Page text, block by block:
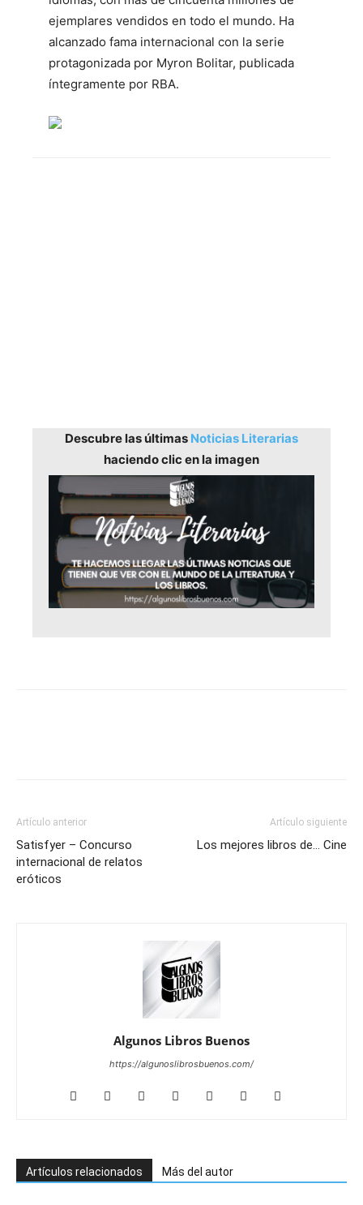
ejemplares vendidos en todo el mundo. Ha
alcanzado fama internacional con la serie
protagonizada por Myron Bolitar, publicada
íntegramente por RBA.
Descubre las últimas Noticias Literarias
haciendo clic en la imagen
Artículo anterior
Satisfyer – Concurso
internacional de relatos
eróticos
Artículo siguiente
Los mejores libros de… Cine
Algunos Libros Buenos
https://algunoslibrosbuenos.com/
Artículos relacionados Más del autor